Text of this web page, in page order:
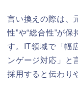
言い換えの際は、
性”や“総合性”が
す。IT領域で「幅
ンゲージ対応」と
採用すると伝わり